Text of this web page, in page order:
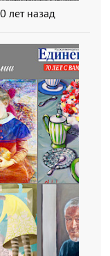
лет назад